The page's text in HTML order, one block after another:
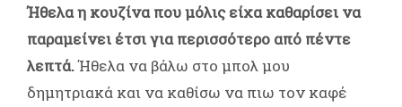
Ήθελα η κουζίνα που μόλις είχα καθαρίσει να
παραμείνει έτσι για περισσότερο από πέντε
λεπτά.Ήθελα να βάλω στο μπολ μου
δημητριακά και να καθίσω να πιω τον καφέ